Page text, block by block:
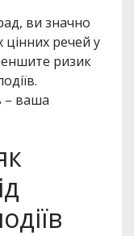
ви значно
цінних речей у
ризик
– ваша